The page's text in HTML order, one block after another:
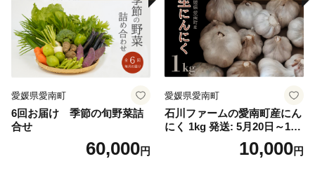
愛媛県愛南町
6回お届け 季節の旬野菜詰
合せ
60,000円
愛媛県愛南町
石川ファームの愛南町産にん
にく 1kg 発送: 5月20日～11
10,000円